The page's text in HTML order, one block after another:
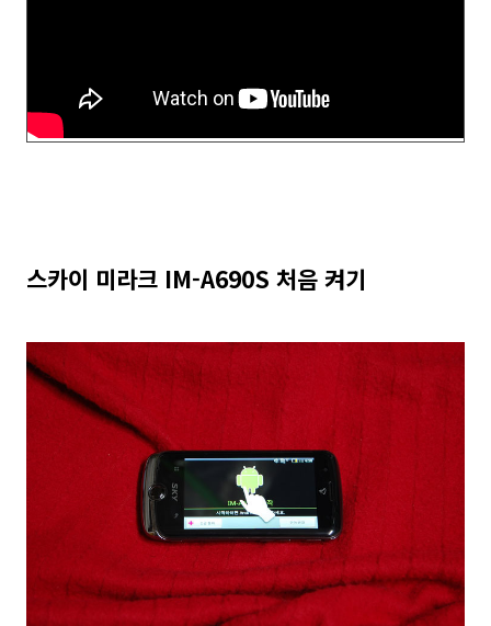
스카이 미라크 IM-A690S 처음 켜기